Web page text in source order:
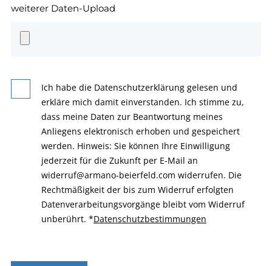
weiterer Daten-Upload
Ich habe die Datenschutzerklärung gelesen und
erkläre mich damit einverstanden. Ich stimme zu,
dass meine Daten zur Beantwortung meines
Anliegens elektronisch erhoben und gespeichert
werden. Hinweis: Sie können Ihre Einwilligung
jederzeit für die Zukunft per E-Mail an
widerruf@armano-beierfeld.com widerrufen. Die
Rechtmäßigkeit der bis zum Widerruf erfolgten
Datenverarbeitungsvorgänge bleibt vom Widerruf
unberührt. *Datenschutzbestimmungen